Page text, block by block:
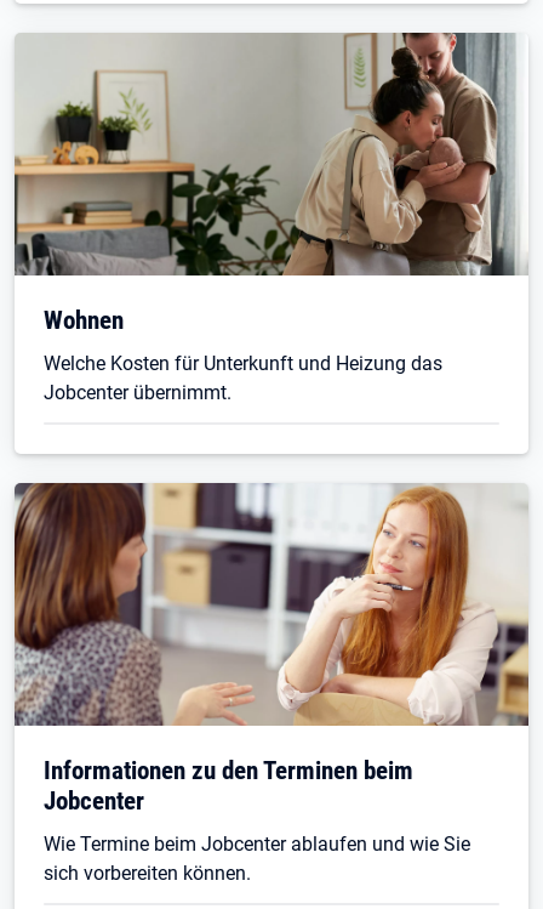
Wohnen
Welche Kosten für Unterkunft und Heizung das
Jobcenter übernimmt.
Informationen zu den Terminen beim
Jobcenter
Wie Termine beim Jobcenter ablaufen und wie Sie
sich vorbereiten können.